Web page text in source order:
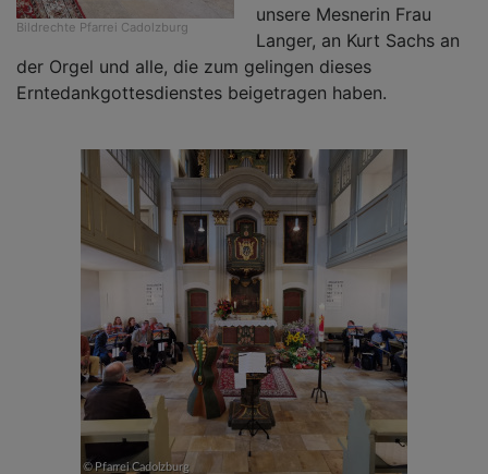
Bildrechte Pfarrei Cadolzburg
unsere Mesnerin Frau
Langer, an Kurt Sachs an
der Orgel und alle, die zum gelingen dieses
Erntedankgottesdienstes beigetragen haben.